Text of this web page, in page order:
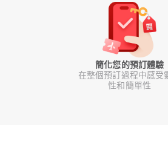
簡化您的預訂體驗
在整個預訂過程中感受
性和簡單性